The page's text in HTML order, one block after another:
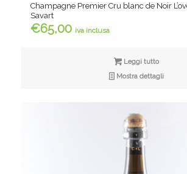
Champagne Premier Cru blanc de Noir
Savart
€65,00 iva inclusa
Leggi tutto
Mostra dettagli